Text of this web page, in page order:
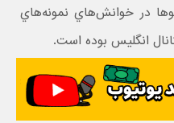
در خوانش‌هاي نمونه‌هاي
انگليس بوده است.